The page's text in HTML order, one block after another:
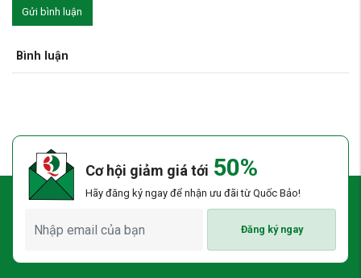
Gửi bình luận
Bình luận
Cơ hội giảm giá tới 50%
Hãy đăng ký ngay để nhận ưu đãi từ Quốc Bảo!
Đăng ký ngay